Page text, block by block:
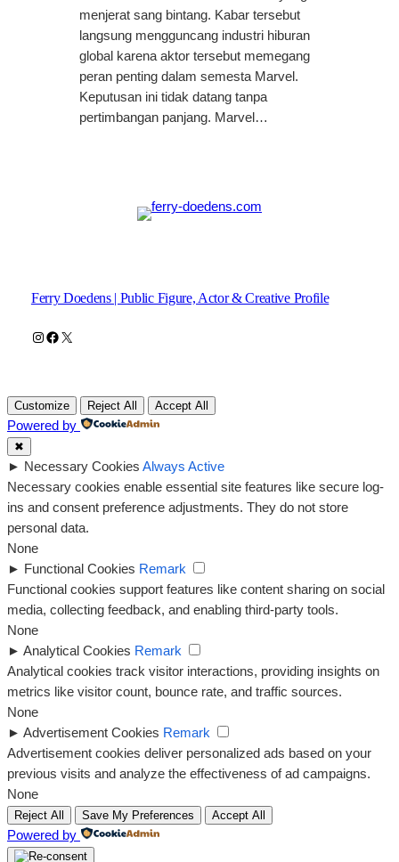
menjerat sang bintang. Kabar tersebut
langsung mengguncang industri hiburan
global karena aktor tersebut memegang
peran penting dalam semesta Marvel.
Keputusan ini tidak datang tanpa
pertimbangan panjang. Marvel…
Ferry Doedens | Public Figure, Actor & Creative Profile
Instagram
Facebook
X
Customize Reject All Accept All
Powered by
✖
► Necessary Cookies Always Active
Necessary cookies enable essential site features like secure log-
ins and consent preference adjustments. They do not store
personal data.
None
► Functional Cookies Remark
Functional cookies support features like content sharing on social
media, collecting feedback, and enabling third-party tools.
None
► Analytical Cookies Remark
Analytical cookies track visitor interactions, providing insights on
metrics like visitor count, bounce rate, and traffic sources.
None
► Advertisement Cookies Remark
Advertisement cookies deliver personalized ads based on your
previous visits and analyze the effectiveness of ad campaigns.
None
Reject All Save My Preferences Accept All
Powered by